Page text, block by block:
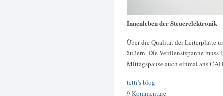
Innenleben der Steuerelektronik
Über die Qualität der Leiterplatte
äußern. Die Verdienstspanne
Mittagspause auch einmal ans
tetti's blog
9 Kommentare